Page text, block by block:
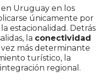
Uruguay en los
únicamente por
estacionalidad. Detrás
la conectividad
más determinante
turístico, la
regional.